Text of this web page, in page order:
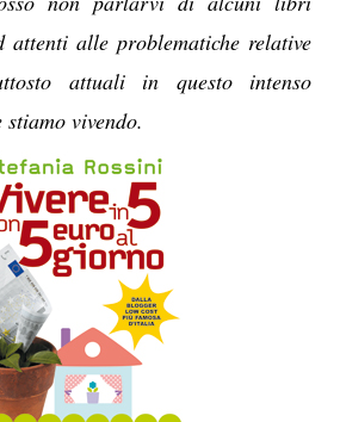
attenti alle problematiche relative
attuali in questo intenso
vivendo.